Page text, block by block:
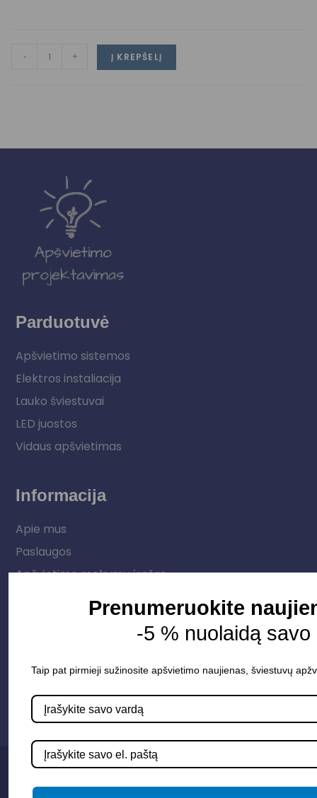
- + Į KREPŠELĮ
Parduotuvė
Apšvietimo sistemos
Elektros instaliacija
Lauko šviestuvai
LED juostos
Vidaus apšvietimas
Informacija
Apie mus
Paslaugos
Apšvietimo mokymų įrašas
info@apsvietimoprojektavimas.lt
+3706 279 7213
Prenumeruokite
-5 % nuolaidą
Taip pat pirmieji sužinosite apšvietimo naujienas, šviestuvų